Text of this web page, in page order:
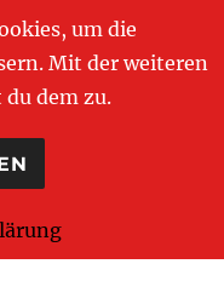
e.V.
um die
Mit der weiteren
dem zu.